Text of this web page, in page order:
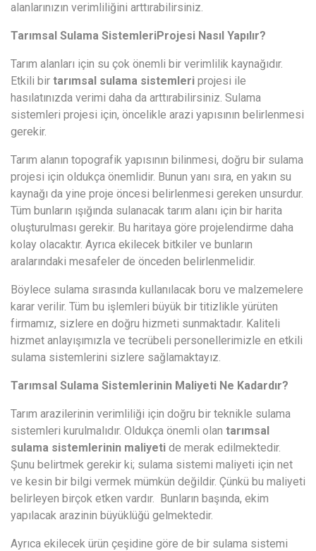
alanlarınızın verimliliğini arttırabilirsiniz.
Tarımsal Sulama SistemleriProjesi Nasıl Yapılır?
Tarım alanları için su çok önemli bir verimlilik kaynağıdır.
Etkili bir tarımsal sulama sistemleri projesi ile
hasılatınızda verimi daha da arttırabilirsiniz. Sulama
sistemleri projesi için, öncelikle arazi yapısının belirlenmesi
gerekir.
Tarım alanın topografik yapısının bilinmesi, doğru bir sulama
projesi için oldukça önemlidir. Bunun yanı sıra, en yakın su
kaynağı da yine proje öncesi belirlenmesi gereken unsurdur.
Tüm bunların ışığında sulanacak tarım alanı için bir harita
oluşturulması gerekir. Bu haritaya göre projelendirme daha
kolay olacaktır. Ayrıca ekilecek bitkiler ve bunların
aralarındaki mesafeler de önceden belirlenmelidir.
Böylece sulama sırasında kullanılacak boru ve malzemelere
karar verilir. Tüm bu işlemleri büyük bir titizlikle yürüten
firmamız, sizlere en doğru hizmeti sunmaktadır. Kaliteli
hizmet anlayışımızla ve tecrübeli personellerimizle en etkili
sulama sistemlerini sizlere sağlamaktayız.
Tarımsal Sulama Sistemlerinin Maliyeti Ne Kadardır?
Tarım arazilerinin verimliliği için doğru bir teknikle sulama
sistemleri kurulmalıdır. Oldukça önemli olan tarımsal
sulama sistemlerinin maliyeti de merak edilmektedir.
Şunu belirtmek gerekir ki; sulama sistemi maliyeti için net
ve kesin bir bilgi vermek mümkün değildir. Çünkü bu maliyeti
belirleyen birçok etken vardır. Bunların başında, ekim
yapılacak arazinin büyüklüğü gelmektedir.
Ayrıca ekilecek ürün çeşidine göre de bir sulama sistemi